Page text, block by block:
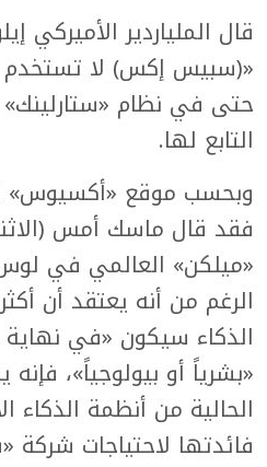
قال الملياردير الأميركي
«(سبيس إكس) لا تستخدم
حتى في نظام «ستارلينك»
التابع لها.
وبحسب موقع «أكسيوس»
فقد قال ماسك أمس
«ميلكن» العالمي في
الذكاء سيكون «في
«بشرياً أو بيولوجياً»، فإنه
الحالية من أنظمة الذكاء
فائدتها لاحتياجات